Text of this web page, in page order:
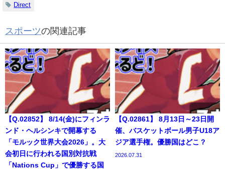
Direct
スポーツの関連記事
【Q.02852】 8/14(金)にフィンラ
ンド・ヘルシンキで開幕する
「モルック世界大会2026」。大
会初日に行われる国別対抗戦
「Nations Cup」で優勝する国
【Q.02861】 8月13日～23日開
催、バスケットボール男子U18ア
ジア選手権。優勝国はどこ？
2026.07.31